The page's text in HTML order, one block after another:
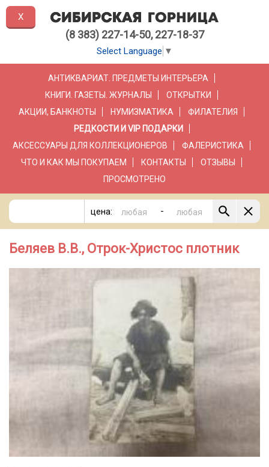
(8 383) 227-14-50, 227-18-37
Select Language ▼
АНТИКВАРИАТ. ПРЕДМЕТЫ ИНТЕРЬЕРА
КНИГИ. ГАЗЕТЫ. ЖУРНАЛЫ
ОТКРЫТКИ
АКЦИИ, БАНКНОТЫ
НУМИЗМАТИКА
ФИЛАТЕЛИЯ
РЕДКОСТИ И VIP ПОДАРКИ
АКСЕССУАРЫ ДЛЯ КОЛЛЕКЦИОНЕРОВ
ФАЛЕРИСТИКА
ЧТО И КАК МЫ ПОКУПАЕМ
КОНТАКТЫ
ОТЗЫВЫ
ПРОСМОТРЕНО
цена: -
Беляев В.В., Отрок-Христос плотник
X